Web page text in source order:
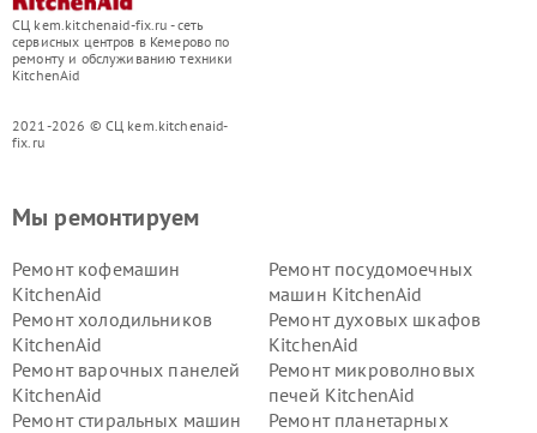
СЦ kem.kitchenaid-fix.ru - сеть
сервисных центров в Кемерово по
ремонту и обслуживанию техники
KitchenAid
2021-2026 © СЦ kem.kitchenaid-
fix.ru
Мы ремонтируем
Ремонт кофемашин
KitchenAid
Ремонт посудомоечных
машин KitchenAid
Ремонт холодильников
KitchenAid
Ремонт духовых шкафов
KitchenAid
Ремонт варочных панелей
KitchenAid
Ремонт микроволновых
печей KitchenAid
Ремонт стиральных машин
Ремонт планетарных